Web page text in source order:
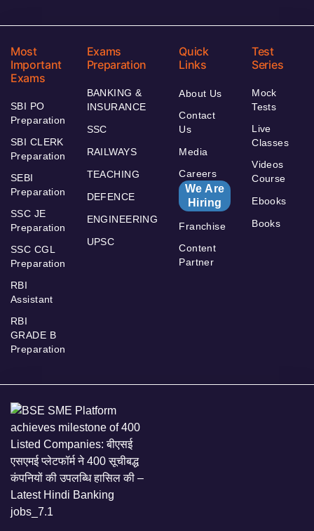
Most
Important
Exams
SBI PO
Preparation
SBI CLERK
Preparation
SEBI
Preparation
SSC JE
Preparation
SSC CGL
Preparation
RBI
Assistant
RBI
GRADE B
Preparation
Exams
Preparation
BANKING &
INSURANCE
SSC
RAILWAYS
TEACHING
DEFENCE
ENGINEERING
UPSC
Quick
Links
About Us
Contact
Us
Media
Careers
We Are
Hiring
Franchise
Content
Partner
Test
Series
Mock
Tests
Live
Classes
Videos
Course
Ebooks
Books